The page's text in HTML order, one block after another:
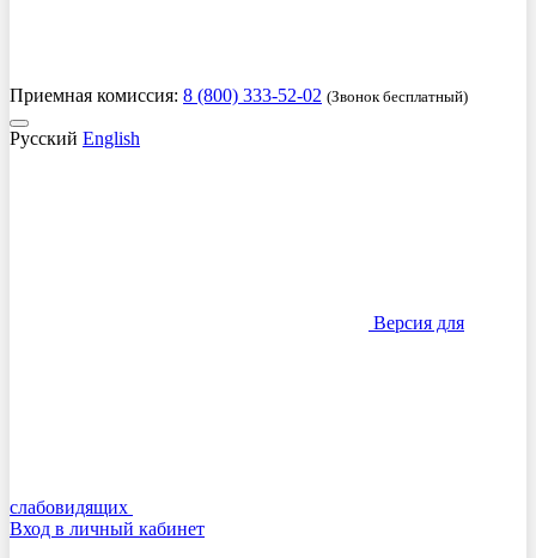
Приемная комиссия: 8 (800) 333-52-02 (Звонок бесплатный)
Русский English
Версия для
слабовидящих
Вход в личный кабинет